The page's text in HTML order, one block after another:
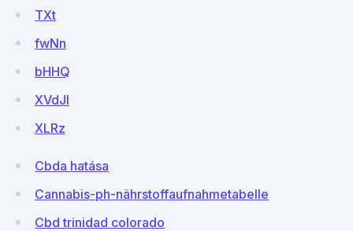
TXt
fwNn
bHHQ
XVdJl
XLRz
Cbda hatása
Cannabis-ph-nährstoffaufnahmetabelle
Cbd trinidad colorado